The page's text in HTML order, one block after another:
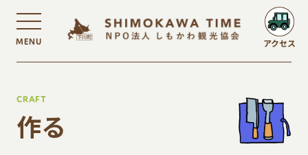
MENU アクセス
CRAFT
作る